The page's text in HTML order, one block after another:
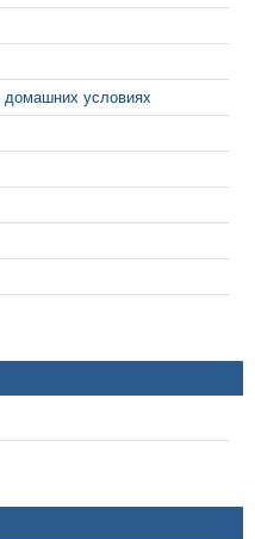
домашних условиях